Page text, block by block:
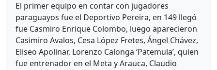
El primer equipo en contar con jugadores
paraguayos fue el Deportivo Pereira, en 149 llegó
fue Casmiro Enrique Colombo, luego aparecieron
Casimiro Avalos, Cesa López Fretes, Ángel Chávez,
Eliseo Apolinar, Lorenzo Calonga ‘Patemula’, quien
fue entrenador en el Meta y Arauca, Claudio